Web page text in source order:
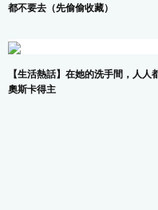
都不要去（先偷偷收藏）
【生活熱話】在她的洗手間，人人
奧斯卡得主